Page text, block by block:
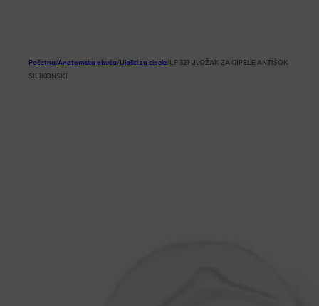
Početna/Anatomska obuća/Ulošci za cipele/LP 321 ULOŽAK ZA CIPELE ANTIŠOK
SILIKONSKI